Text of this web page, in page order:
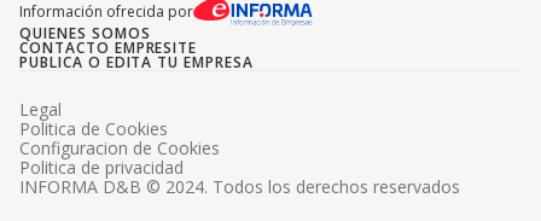
Información ofrecida por
QUIENES SOMOS
CONTACTO EMPRESITE
PUBLICA O EDITA TU EMPRESA
INFORMA D&B © 2024. Todos los derechos reservados
Legal
Politica de Cookies
Configuracion de Cookies
Politica de privacidad